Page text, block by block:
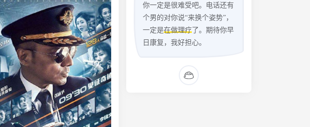
你一定是很难受吧。电话还有
个男的对你说“来换个姿势”，
一定是在做理疗 了。期待你早
日康复，我好担心。